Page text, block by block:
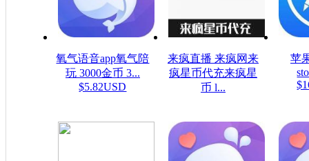
氧气语音app氧气陪
玩 3000金币 3...
$5.82USD
来疯直播 来疯网来
疯星币代充来疯星
币 l...
苹